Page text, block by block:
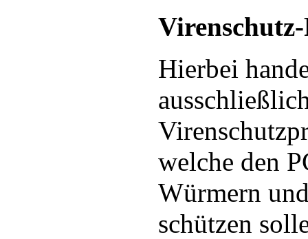
Hierbei
welche den
Würmern
schützen